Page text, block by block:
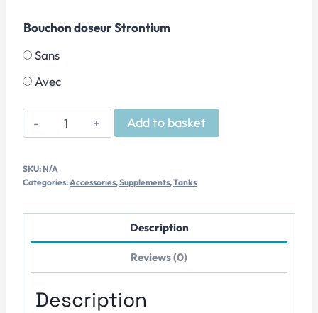
Bouchon doseur Strontium
Sans
Avec
2 L
NWC
Reservoir
Add to basket
SKU:N/A
Categories:Accessories,Supplements,Tanks
Description
Reviews (0)
Description